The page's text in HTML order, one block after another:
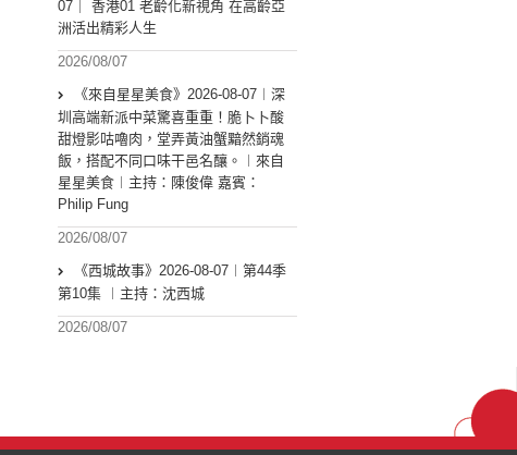
07｜ 香港01 老齡化新視角 在高齡亞
洲活出精彩人生
2026/08/07
《來自星星美食》2026-08-07︱深
圳高端新派中菜驚喜重重！脆卜卜酸
甜燈影咕嚕肉，堂弄黃油蟹黯然銷魂
飯，搭配不同口味干邑名釀。︱來自
星星美食︱主持：陳俊偉 嘉賓：
Philip Fung
2026/08/07
《西城故事》2026-08-07︱第44季
第10集 ︱主持：沈西城
2026/08/07